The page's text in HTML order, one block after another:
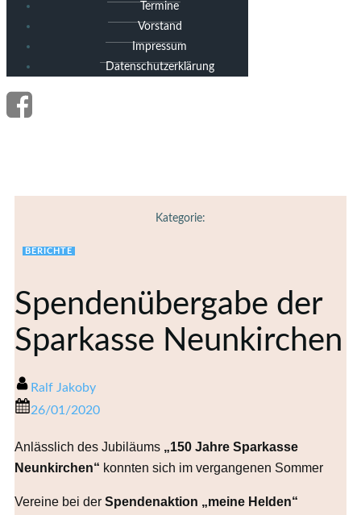
Termine
Vorstand
Impressum
Datenschutzerklärung
Kategorie:
BERICHTE
Spendenübergabe der
Sparkasse Neunkirchen
Ralf Jakoby
26/01/2020
Anlässlich des Jubiläums „150 Jahre Sparkasse
Neunkirchen“ konnten sich im vergangenen Sommer
Vereine bei der Spendenaktion „meine Helden“